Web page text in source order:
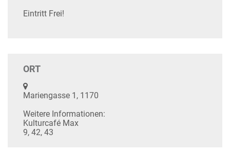
Eintritt Frei!
ORT
Mariengasse 1, 1170
Weitere Informationen:
Kulturcafé Max
9, 42, 43